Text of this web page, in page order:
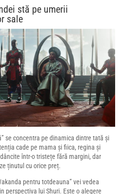
stă pe umerii
sale
se concentra pe dinamica dintre tată și
cade pe mama și fiica, regina și
într-o tristețe fără margini, dar
ținutul cu orice preț.
pentru totdeauna” vei vedea
perspectiva lui Shuri. Este o alegere